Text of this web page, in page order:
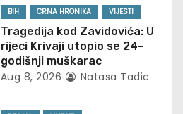
BIH CRNA HRONIKA VIJESTI
Tragedija kod Zavidovića: U
rijeci Krivaji utopio se 24-
godišnji muškarac
Aug 8, 2026 Natasa Tadic